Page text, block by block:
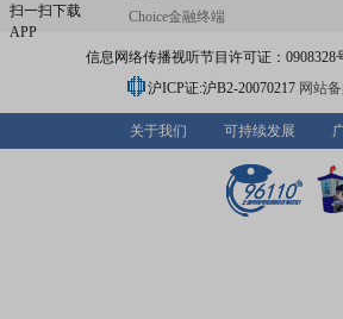
扫一扫下载
APP
Choice金融终端
信息网络传播视听节目许可证：0908328
沪ICP证:沪B2-20070217 网站
关于我们 可持续发展